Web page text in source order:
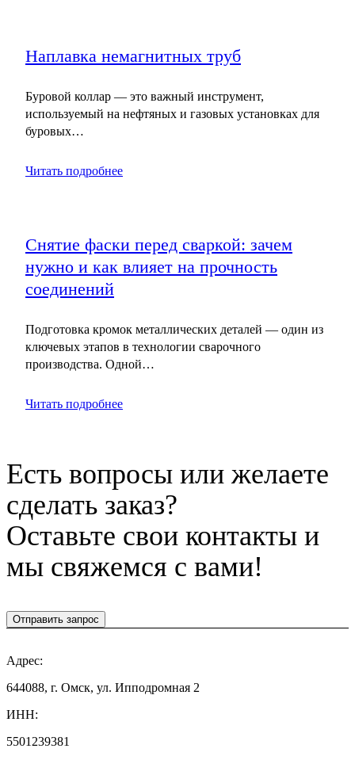
Наплавка немагнитных труб
Буровой коллар — это важный инструмент,
используемый на нефтяных и газовых установках для
буровых…
Читать подробнее
Снятие фаски перед сваркой: зачем
нужно и как влияет на прочность
соединений
Подготовка кромок металлических деталей — один из
ключевых этапов в технологии сварочного
производства. Одной…
Читать подробнее
Есть вопросы или желаете
сделать заказ?
Оставьте свои контакты и
мы свяжемся с вами!
Отправить запрос
Адрес:
644088, г. Омск, ул. Ипподромная 2
ИНН:
5501239381